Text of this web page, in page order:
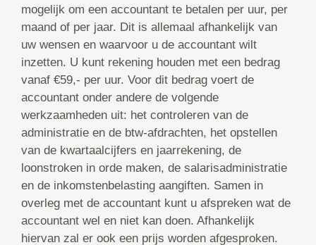
mogelijk om een accountant te betalen per uur, per
maand of per jaar. Dit is allemaal afhankelijk van
uw wensen en waarvoor u de accountant wilt
inzetten. U kunt rekening houden met een bedrag
vanaf €59,- per uur. Voor dit bedrag voert de
accountant onder andere de volgende
werkzaamheden uit: het controleren van de
administratie en de btw-afdrachten, het opstellen
van de kwartaalcijfers en jaarrekening, de
loonstroken in orde maken, de salarisadministratie
en de inkomstenbelasting aangiften. Samen in
overleg met de accountant kunt u afspreken wat de
accountant wel en niet kan doen. Afhankelijk
hiervan zal er ook een prijs worden afgesproken.